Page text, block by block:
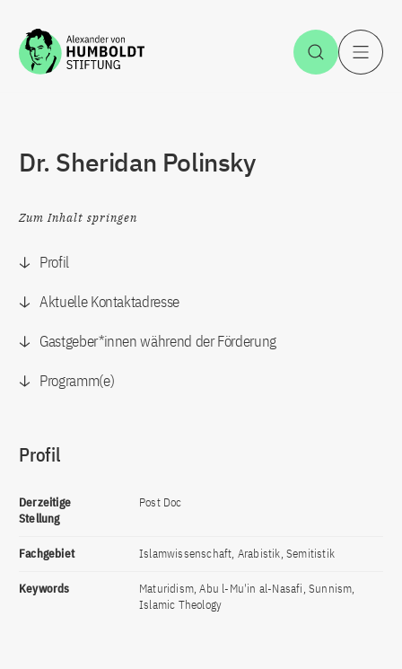
Zum Inhalt springen Suche
Dr. Sheridan Polinsky
Zum Inhalt springen
Profil
Aktuelle Kontaktadresse
Gastgeber*innen während der Förderung
Programm(e)
Profil
Derzeitige
Stellung
Post Doc
Fachgebiet Islamwissenschaft, Arabistik, Semitistik
Keywords
Maturidism, Abu l-Mu'in al-Nasafi, Sunnism,
Islamic Theology